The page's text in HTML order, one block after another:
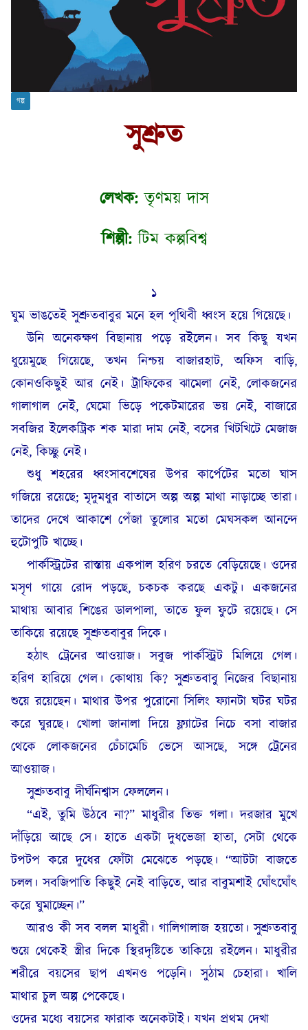
গল্প
সুশ্রুত
লেখক:তৃণময় দাস
শিল্পী:টিম কল্পবিশ্ব
১
ঘুম ভাঙতেই সুশ্রুতবাবুর মনে হল পৃথিবী ধ্বংস হয়ে গিয়েছে।
উনি অনেকক্ষণ বিছানায় পড়ে রইলেন। সব কিছু যখন
ধুয়েমুছে গিয়েছে, তখন নিশ্চয় বাজারহাট, অফিস বাড়ি,
কোনওকিছুই আর নেই। ট্রাফিকের ঝামেলা নেই, লোকজনের
গালাগাল নেই, ঘেমো ভিড়ে পকেটমারের ভয় নেই, বাজারে
সবজির ইলেকট্রিক শক মারা দাম নেই, বসের খিটখিটে মেজাজ
নেই, কিচ্ছু নেই।
শুধু শহরের ধ্বংসাবশেষের উপর কার্পেটের মতো ঘাস
গজিয়ে রয়েছে; মৃদুমধুর বাতাসে অল্প অল্প মাথা নাড়াচ্ছে তারা।
তাদের দেখে আকাশে পেঁজা তুলোর মতো মেঘসকল আনন্দে
হুটোপুটি খাচ্ছে।
পার্কস্ট্রিটের রাস্তায় একপাল হরিণ চরতে বেড়িয়েছে। ওদের
মসৃণ গায়ে রোদ পড়ছে, চকচক করছে একটু। একজনের
মাথায় আবার শিঙের ডালপালা, তাতে ফুল ফুটে রয়েছে। সে
তাকিয়ে রয়েছে সুশ্রুতবাবুর দিকে।
হঠাৎ ট্রেনের আওয়াজ। সবুজ পার্কস্ট্রিট মিলিয়ে গেল।
হরিণ হারিয়ে গেল। কোথায় কি? সুশ্রুতবাবু নিজের বিছানায়
শুয়ে রয়েছেন। মাথার উপর পুরোনো সিলিং ফ্যানটা ঘটর ঘটর
করে ঘুরছে। খোলা জানালা দিয়ে ফ্ল্যাটের নিচে বসা বাজার
থেকে লোকজনের চেঁচামেচি ভেসে আসছে, সঙ্গে ট্রেনের
আওয়াজ।
সুশ্রুতবাবু দীর্ঘনিশ্বাস ফেললেন।
“এই, তুমি উঠবে না?” মাধুরীর তিক্ত গলা। দরজার মুখে
দাঁড়িয়ে আছে সে। হাতে একটা দুধভেজা হাতা, সেটা থেকে
টপটপ করে দুধের ফোঁটা মেঝেতে পড়ছে। “আটটা বাজতে
চলল। সবজিপাতি কিছুই নেই বাড়িতে, আর বাবুমশাই ঘোঁৎঘোঁৎ
করে ঘুমাচ্ছেন।”
আরও কী সব বলল মাধুরী। গালিগালাজ হয়তো। সুশ্রুতবাবু
শুয়ে থেকেই স্ত্রীর দিকে স্থিরদৃষ্টিতে তাকিয়ে রইলেন। মাধুরীর
শরীরে বয়সের ছাপ এখনও পড়েনি। সুঠাম চেহারা। খালি
মাথার চুল অল্প পেকেছে।
ওদের মধ্যে বয়সের ফারাক অনেকটাই। যখন প্রথম দেখা